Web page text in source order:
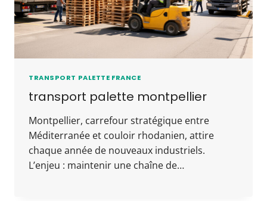
TRANSPORT PALETTE FRANCE
transport palette montpellier
Montpellier, carrefour stratégique entre
Méditerranée et couloir rhodanien, attire
chaque année de nouveaux industriels.
L’enjeu : maintenir une chaîne de…